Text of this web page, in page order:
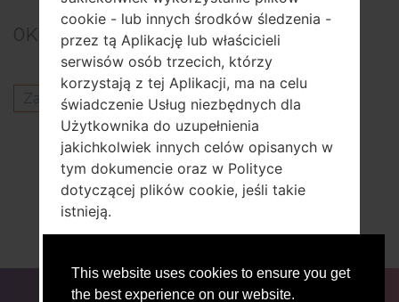
This website uses cookies to ensure you get
the best experience on our website.
0Komentarze
Zaloguj sięaby opublikować komentarz.
Inni modele z tej serii
LG F60D390AR
LG F60D390NS
LG F60D393
DLA BLOGERÓW
PORÓWNAJ
cookie - lub innych środków śledzenia -
przez tą Aplikację lub właścicieli
serwisów osób trzecich, którzy
korzystają z tej Aplikacji, ma na celu
świadczenie Usług niezbędnych dla
Użytkownika do uzupełnienia
jakichkolwiek innych celów opisanych w
tym dokumencie oraz w Polityce
dotyczącej plików cookie, jeśli takie
istnieją.
Użytkownicy są odpowiedzialni za
wszelkie dane osobowe osób trzecich
RECENZJE WYJŚĆ STĄD